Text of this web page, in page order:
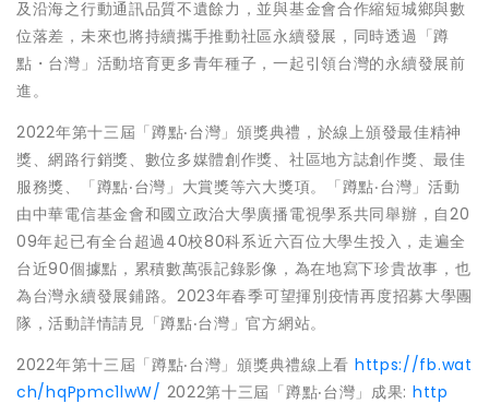
及沿海之行動通訊品質不遺餘力，並與基金會合作縮短城鄉與數
位落差，未來也將持續攜手推動社區永續發展，同時透過「蹲
點・台灣」活動培育更多青年種子，一起引領台灣的永續發展前
進。
2022年第十三屆「蹲點‧台灣」頒獎典禮，於線上頒發最佳精神
獎、網路行銷獎、數位多媒體創作獎、社區地方誌創作獎、最佳
服務獎、「蹲點‧台灣」大賞獎等六大獎項。「蹲點‧台灣」活動
由中華電信基金會和國立政治大學廣播電視學系共同舉辦，自20
09年起已有全台超過40校80科系近六百位大學生投入，走遍全
台近90個據點，累積數萬張記錄影像，為在地寫下珍貴故事，也
為台灣永續發展鋪路。2023年春季可望揮別疫情再度招募大學團
隊，活動詳情請見「蹲點‧台灣」官方網站。
2022年第十三屆「蹲點‧台灣」頒獎典禮線上看 https://fb.wat
ch/hqPpmc1lwW/ 2022第十三屆「蹲點‧台灣」成果: http